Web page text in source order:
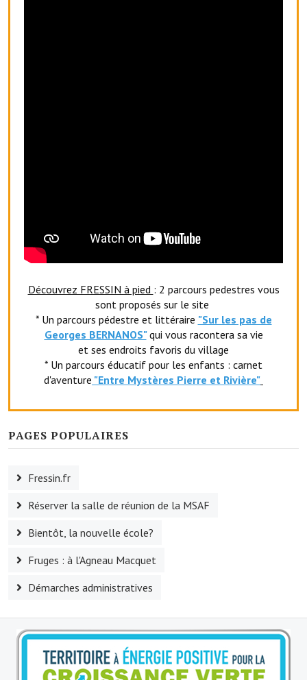
Village culturel
La troupe théâtrale de l'Avenir Fressinois
Les Amis du Patrimoine
L'association du château
Le comité des fêtes
L'association Avotra-France
Le foyer de la Planquette
L'association des anciens combattants
L'association des anciens sapeurs-pompiers volontaires
Village sportif
La société de chasse
La société de pêche
Découvrez FRESSIN à pied : 2 parcours pedestres vous
sont proposés sur le site
* Un parcours pédestre et littéraire "Sur les pas de
Georges BERNANOS" qui vous racontera sa vie
et ses endroits favoris du village
* Un parcours éducatif pour les enfants : carnet
d'aventure "Entre Mystères Pierre et Rivière"
PAGES POPULAIRES
Fressin.fr
Réserver la salle de réunion de la MSAF
Bientôt, la nouvelle école?
Fruges : à l'Agneau Macquet
Démarches administratives